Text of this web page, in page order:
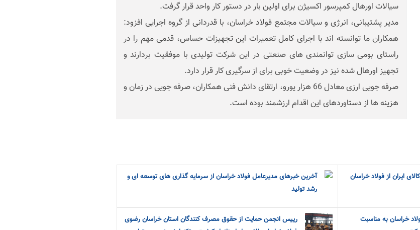
سیالات اورهال کمپرسور اکسیژن برای اولین بار در دستور کار واحد قرار گرفت.
مدیر پشتیبانی، انرژی و سیالات مجتمع فولاد خراسان، با قدردانی از گروه اجرایی افزود:
همکاران ما توانسته اند با اجرای کامل تعمیرات این تجهیزات حساس، قدمی مهم را در
راستای بومی سازی توانمندی های صنعتی در این شرکت تولیدی با موفقیت بردارند و
تجهیز اورهال شده نیز در وضعیت خوبی برای از سرگیری کار قرار دارد.
صرفه جویی ارزی معادل 66 هزار یورو، ارتقای دانش فنی همکاران، صرفه جویی در زمان و
هزینه ها از دستاوردهای این اقدام ارزشمند بوده است.
ایران از فولاد خراسان
آخرین خبرهای مدیرعامل فولاد خراسان از سرمایه گذاری های توسعه ای و
رشد تولید
خراسان به مناسبت
رییس انجمن حمایت از حقوق مصرف کنندگان استان خراسان رضوی